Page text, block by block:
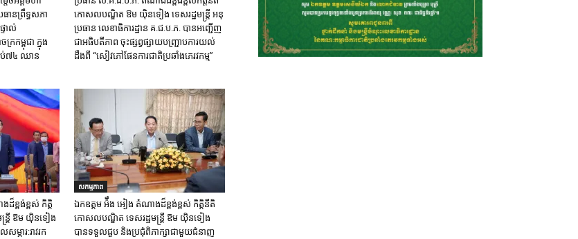
ានព្រឹទ្ធសភា
ទាល់
រកម្ពុជា ក្នុង
ប់៧៤ ឈាន
កោសលបណ្ឌិត​ ឱម​ យ៉ិនទៀង​ ទេសរដ្ឋមន្រ្តី​ អនុ
ប្រធាន​ លេខាធិការ​ដ្ឋាន​ គ.ជ.ប.ភ​. បានអញ្ជើញ
ជាអធិបតីភាព​ ចុះផ្សព្វផ្សាយ​បញ្ជ្រាប​ការ​យល់​
ដឹង​ពី​ “សៀវភៅផែនការជាតិប្រឆាំងភេរវកម្ម”
ខ្ពង់ខ្ពស់ កិត្តិ
ត្រី ឱម យ៉ិនទៀង
ភារ:​រាវរក
សកម្មភាព
ឯកឧត្តម អ៉ឹង អៀង តំណាងដ៏ខ្ពង់ខ្ពស់ កិត្តិនីតិ
កោសលបណ្ឌិត ទេសរដ្ឋមន្ត្រី ឱម យ៉ិនទៀង
បានទទួលជួប និងប្រជុំពិភាក្សាជាមួយជំនាញ